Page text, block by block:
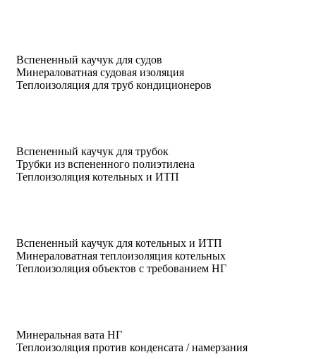
Вспененный каучук для судов
Минераловатная судовая изоляция
Теплоизоляция для труб кондиционеров
Вспененный каучук для трубок
Трубки из вспененного полиэтилена
Теплоизоляция котельных и ИТП
Вспененный каучук для котельных и ИТП
Минераловатная теплоизоляция котельных
Теплоизоляция объектов с требованием НГ
Минеральная вата НГ
Теплоизоляция против конденсата / намерзания